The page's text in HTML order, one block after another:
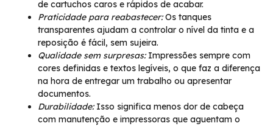
de cartuchos caros e rápidos de acabar.
Praticidade para reabastecer:Os tanques
transparentes ajudam a controlar o nível da tinta e a
reposição é fácil, sem sujeira.
Qualidade sem surpresas:Impressões sempre com
cores definidas e textos legíveis, o que faz a diferença
na hora de entregar um trabalho ou apresentar
documentos.
Durabilidade:Isso significa menos dor de cabeça
com manutenção e impressoras que aguentam o